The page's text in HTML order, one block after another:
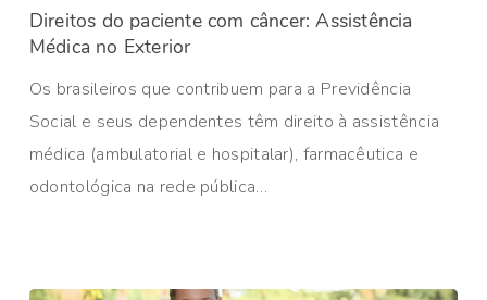
Direitos do paciente com câncer: Assistência
Médica no Exterior
Os brasileiros que contribuem para a Previdência
Social e seus dependentes têm direito à assistência
médica (ambulatorial e hospitalar), farmacêutica e
odontológica na rede pública…